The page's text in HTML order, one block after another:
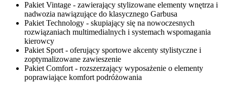
Pakiet Vintage - zawierający stylizowane elementy wnętrza i
nadwozia nawiązujące do klasycznego Garbusa
Pakiet Technology - skupiający się na nowoczesnych
rozwiązaniach multimedialnych i systemach wspomagania
kierowcy
Pakiet Sport - oferujący sportowe akcenty stylistyczne i
zoptymalizowane zawieszenie
Pakiet Comfort - rozszerzający wyposażenie o elementy
poprawiające komfort podróżowania